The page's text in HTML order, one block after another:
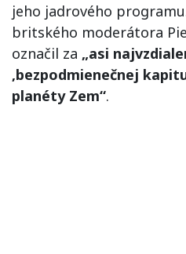
jeho jadrového
britského moderátora
označil za „asi
‚bezpodmienečnej
planéty Zem“.